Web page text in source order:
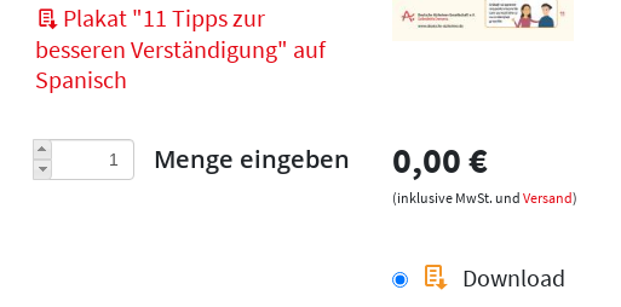
Plakat "11 Tipps zur
besseren Verständigung" auf
Spanisch
Menge eingeben 0,00 €
(inklusive MwSt. und Versand)
Download